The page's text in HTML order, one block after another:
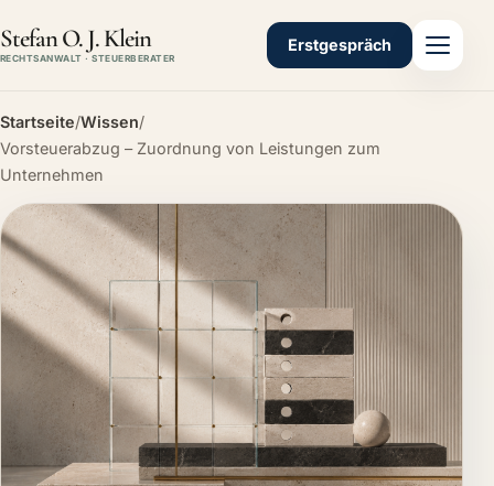
Stefan O. J. Klein
RECHTSANWALT · STEUERBERATER
Erstgespräch
Startseite/Wissen/
Vorsteuerabzug – Zuordnung von Leistungen zum
Unternehmen